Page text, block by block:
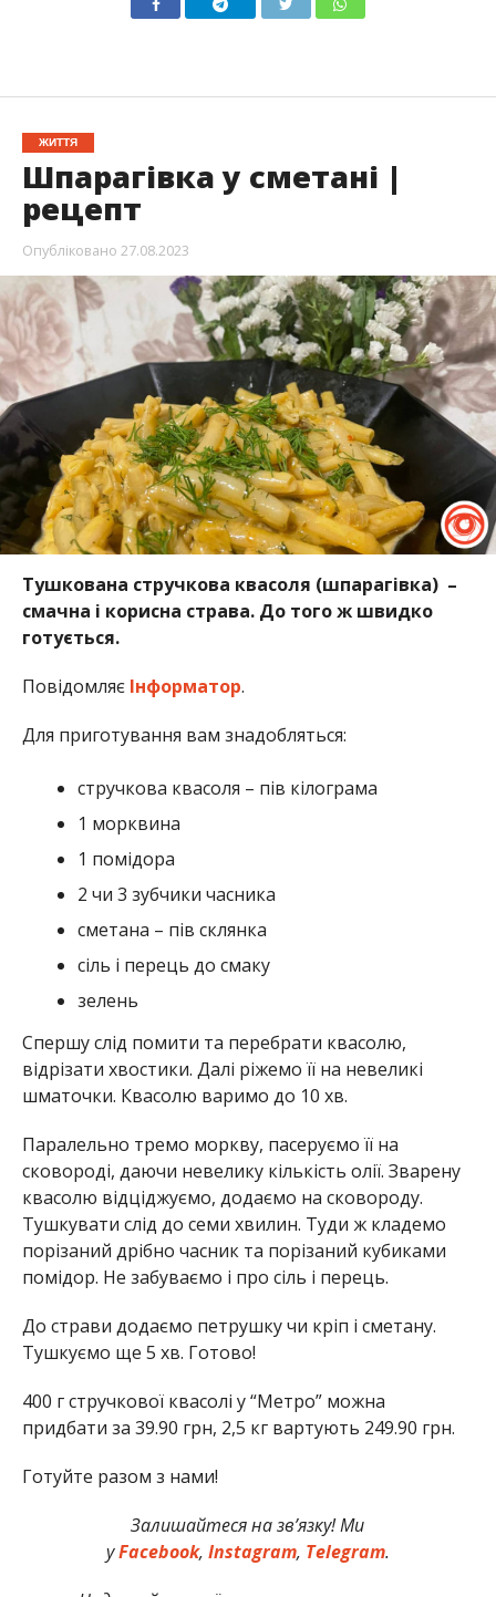
ЖИТТЯ
Шпарагівка у сметані |
рецепт
Опубліковано 27.08.2023
Тушкована стручкова квасоля (шпарагівка) –
смачна і корисна страва. До того ж швидко
готується.
Повідомляє Інформатор.
Для приготування вам знадобляться:
стручкова квасоля – пів кілограма
1 морквина
1 помідора
2 чи 3 зубчики часника
сметана – пів склянка
сіль і перець до смаку
зелень
Спершу слід помити та перебрати квасолю,
відрізати хвостики. Далі ріжемо її на невеликі
шматочки. Квасолю варимо до 10 хв.
Паралельно тремо моркву, пасеруємо її на
сковороді, даючи невелику кількість олії. Зварену
квасолю відціджуємо, додаємо на сковороду.
Тушкувати слід до семи хвилин. Туди ж кладемо
порізаний дрібно часник та порізаний кубиками
помідор. Не забуваємо і про сіль і перець.
До страви додаємо петрушку чи кріп і сметану.
Тушкуємо ще 5 хв. Готово!
400 г стручкової квасолі у “Метро” можна
придбати за 39.90 грн, 2,5 кг вартують 249.90 грн.
Готуйте разом з нами!
Залишайтеся на зв’язку! Ми
уFacebook, Instagram, Telegram.